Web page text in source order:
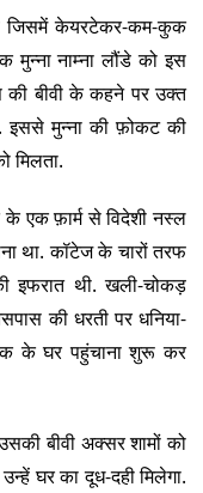
जिसमें केयरटेकर-कम-कुक
नाम्ना लौंडे को इस
की बीवी के कहने पर उक्त
इससे मुन्ना की फ़ोकट की
मिलता.
के एक फ़ार्म से विदेशी नस्ल
था. कॉटेज के चारों तरफ
इफरात थी. खली-चोकड़
की धरती पर धनिया-
के घर पहुंचाना शुरू कर
बीवी अक्सर शामों को
घर का दूध-दही मिलेगा.